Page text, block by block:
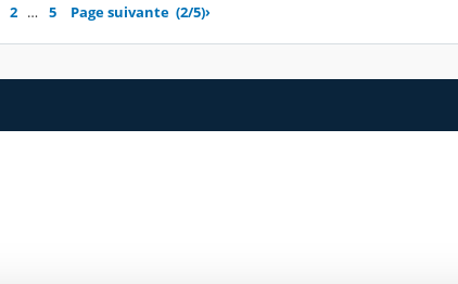
2 … 5 Page suivante (2/5)›